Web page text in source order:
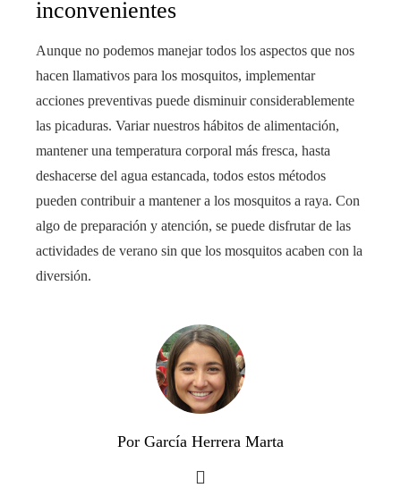
inconvenientes
Aunque no podemos manejar todos los aspectos que nos
hacen llamativos para los mosquitos, implementar
acciones preventivas puede disminuir considerablemente
las picaduras. Variar nuestros hábitos de alimentación,
mantener una temperatura corporal más fresca, hasta
deshacerse del agua estancada, todos estos métodos
pueden contribuir a mantener a los mosquitos a raya. Con
algo de preparación y atención, se puede disfrutar de las
actividades de verano sin que los mosquitos acaben con la
diversión.
Por García Herrera Marta